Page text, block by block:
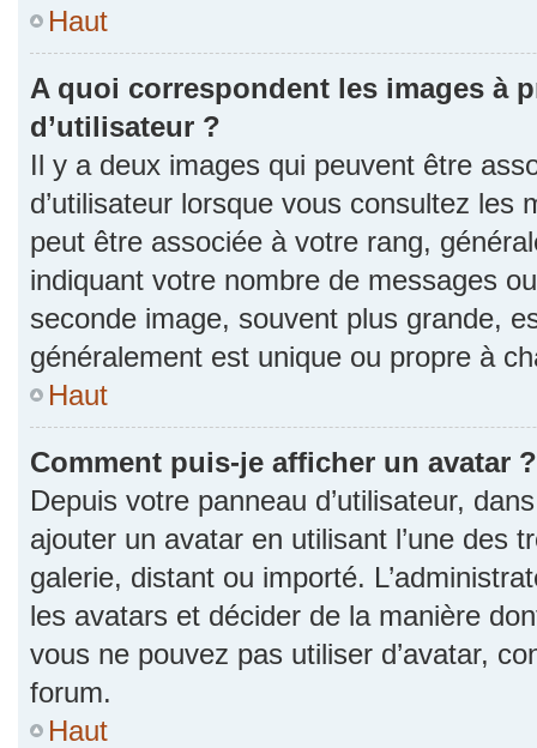
Haut
A quoi correspondent les images à
d’utilisateur ?
Il y a deux images qui peuvent être
d’utilisateur lorsque vous consultez les
peut être associée à votre rang,
indiquant votre nombre de messages
seconde image, souvent plus grande,
généralement est unique ou propre à
Haut
Comment puis-je afficher un avatar ?
Depuis votre panneau d’utilisateur,
ajouter un avatar en utilisant l’une des
galerie, distant ou importé.
les avatars et décider de la manière
vous ne pouvez pas utiliser d’avatar,
forum.
Haut